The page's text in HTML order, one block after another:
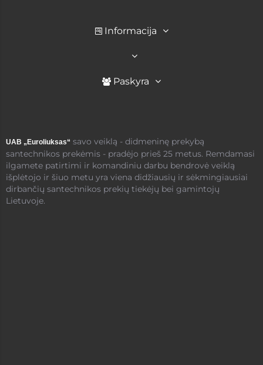
Informacija
Paskyra
UAB „Euroliuksas“ savo veiklą - didmeninę prekybą
santechnikos prekėmis - pradėjo prieš 25 metus. Remdamasi
ilgamete patirtimi ir komandiniu darbu bendrovė veiklą
išplėtojo ir šiuo metu yra viena didžiausių ir sėkmingiausiai
dirbančių santechnikos prekių tiekėjų bei gamintojų
Lietuvoje.